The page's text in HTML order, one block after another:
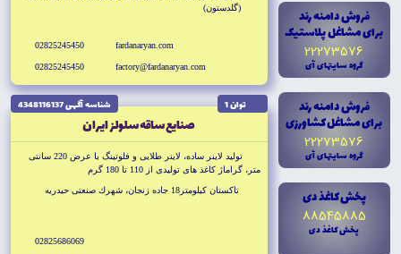
فروش دامنه رند
براى مشاغل پلاستيک
22273576
گروه سايتهاى آى
فروش دامنه رند
براى مشاغل کشاورزى
22273576
گروه سايتهاى آى
پخش کاغذ دى
88545885
پخش کاغذ دى
(گلدستون)
fardanaryan.com
factory@fardanaryan.com
02825245450
02825245450
توان 1 شناسه آگهى 4348116137
صنايع ساقه سلولز ايران
توليد لاينر ساده، لاينر طلايى و فلوتينگ با عرض 220 سانتى
متر، گراماژ كاغذ هاى توليدى از 110 تا 180 گرم
تاكستان كيلومتر18 جاده زنجان، شهرك صنعتى حيدريه
02825686069